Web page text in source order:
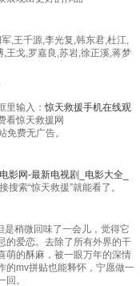
,王千源,李光复,韩东君,杜江,
王戈,罗嘉良,苏岩,徐正溪,蒋梦
里输入：惊天救援手机在线观
看惊天救援网
免费无广告。
影网-最新电视剧_电影大全_
搜索“惊天救援”就能看了。
稍微回味了一会儿，觉得它
的爱恋。去除了所有外界的干
萌的酥麻，被一眼万年的深情
的mv拼贴也能释怀，宁愿做一
。